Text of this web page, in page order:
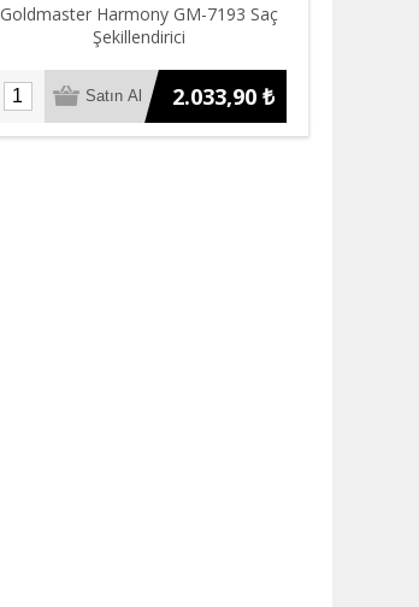
Goldmaster Harmony GM-7193 Saç
Şekillendirici
2.033,90 ₺